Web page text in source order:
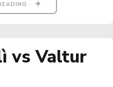
vs Valtur